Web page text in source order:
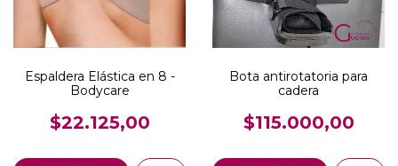
Espaldera Elástica en 8 -
Bodycare
$22.125,00
Bota antirotatoria para
cadera
$115.000,00